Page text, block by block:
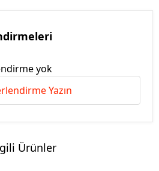
yok
Yazın
Ürünler